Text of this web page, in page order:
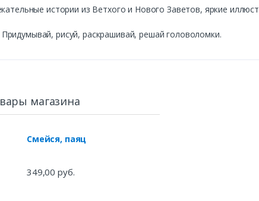
истории из Ветхого и Нового Заветов, яркие
рисуй, раскрашивай, решай головоломки.
магазина
Смейся, паяц
349,00 руб.